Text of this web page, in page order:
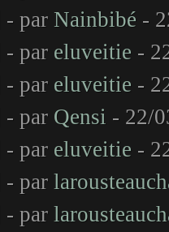
- par Nainbibé -
- par eluveitie -
- par eluveitie -
- par Qensi - 22/
- par eluveitie -
- par
- par